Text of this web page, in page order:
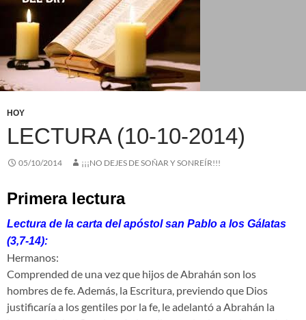
HOY
LECTURA (10-10-2014)
05/10/2014 ¡¡¡NO DEJES DE SOÑAR Y SONREÍR!!!
Primera lectura
Lectura de la carta del apóstol san Pablo a los Gálatas
(3,7-14):
Hermanos:
Comprended de una vez que hijos de Abrahán son los
hombres de fe. Además, la Escritura, previendo que Dios
justificaría a los gentiles por la fe, le adelantó a Abrahán la